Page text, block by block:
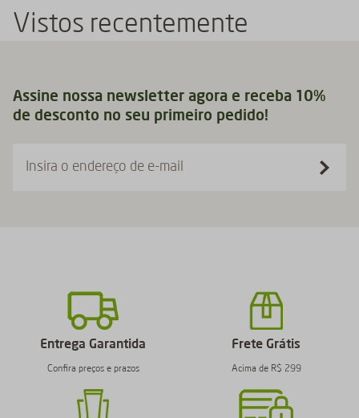
Vistos recentemente
Assine nossa newsletter agora e receba 10%
de desconto no seu primeiro pedido!
Insira o endereço de e-mail
Entrega Garantida
Confira preços e prazos
Frete Grátis
Acima de R$ 299